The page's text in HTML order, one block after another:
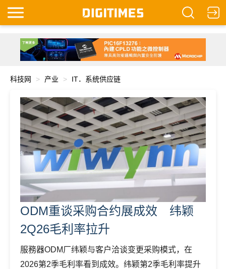
科技网 产业 IT．系统供应链
ODM重谈采购合约展成效 纬颖
2Q26毛利率拉升
服務器ODM厂纬颖与客户洽谈变更采购模式，在
2026第2季毛利率看到成效。纬颖第2季毛利率提升